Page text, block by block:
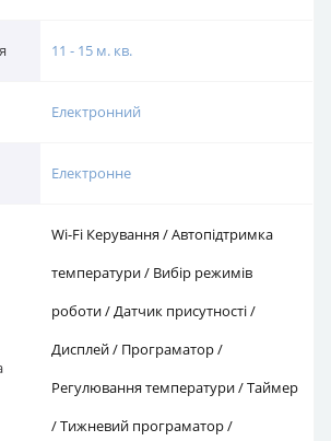
11 - 15 м. кв.
Електронний
Електронне
Wi-Fi Керування / Автопідтримка
температури / Вибір режимів
роботи / Датчик присутності /
Дисплей / Програматор /
Регулювання температури / Таймер
/ Тижневий програматор /